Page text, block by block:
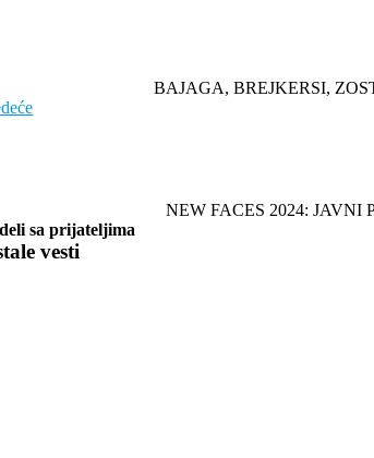
BAJAGA, BREJKERSI,
NEW FACES 2024:
sa prijateljima
vesti